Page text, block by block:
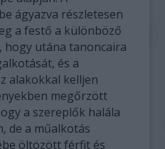
ágyazva részletesen
a festő a különböző
hogy utána tanoncaira
és a
alakokkal kelljen
megőrzött
a szereplők halála
de a műalkotás
öltözött férfit és